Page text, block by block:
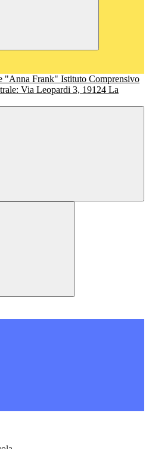
Istituto Comprensivo
Via Leopardi 3, 19124 La